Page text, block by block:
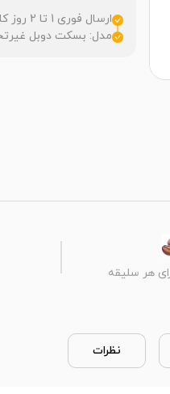
ارسال فوری 1 تا 2 روز کاری
مدل: بسکت دوبل
هر سلیقه
نظرات